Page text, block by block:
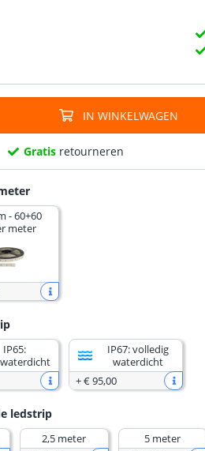
IN WINKELWAGEN
Gratis retourneren
- 60+60
meter
IP65:
IP67: volledig
waterdicht
+€ 95,00
ledstrip
2,5 meter
5 meter